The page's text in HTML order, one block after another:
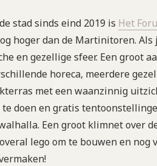
stad sinds eind 2019 is Het
hoger dan de Martinitoren.
en gezellige sfeer. Een groot
horeca, meerdere
met een waanzinnig
doen en gratis
Een groot klimnet over
lego om te bouwen en nog